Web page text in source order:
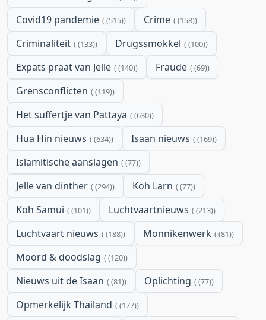
Covid19 pandemie (515) Crime (158)
Criminaliteit (133) Drugssmokkel (100)
Expats praat van Jelle (140) Fraude (69)
Grensconflicten (119)
Het suffertje van Pattaya (630)
Hua Hin nieuws (634) Isaan nieuws (169)
Islamitische aanslagen (77)
Jelle van dinther (294) Koh Larn (77)
Koh Samui (101) Luchtvaartnieuws (213)
Luchtvaart nieuws (188) Monnikenwerk (81)
Moord & doodslag (120)
Nieuws uit de Isaan (81) Oplichting (77)
Opmerkelijk Thailand (177)